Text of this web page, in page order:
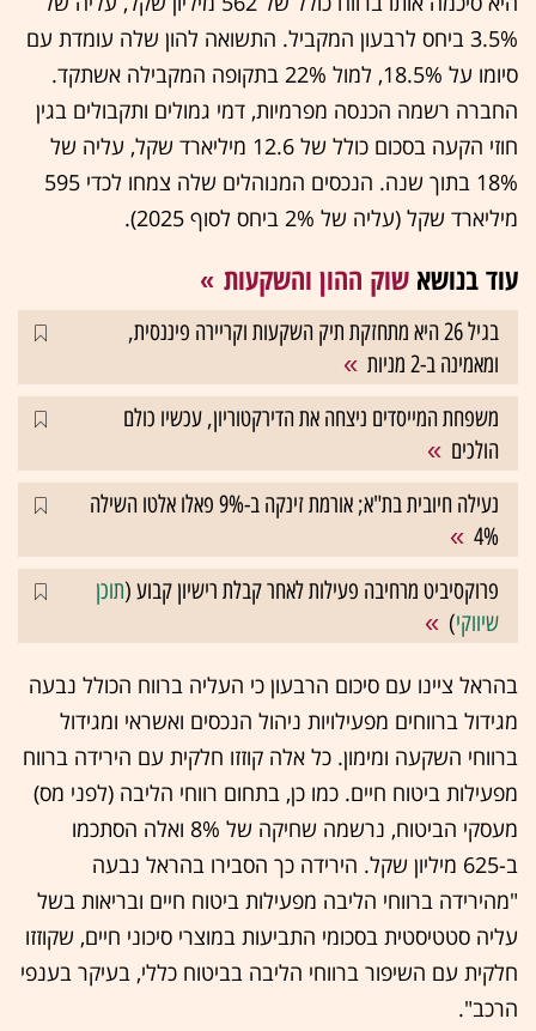
3.5% ביחס לרבעון המקביל. התשואה להון שלה עומדת עם
סיומו על 18.5%, למול 22% בתקופה המקבילה אשתקד.
החברה רשמה הכנסה מפרמיות, דמי גמולים ותקבולים בגין
חוזי הקעה בסכום כולל של 12.6 מיליארד שקל, עליה של
18% בתוך שנה. הנכסים המנוהלים שלה צמחו לכדי 595
מיליארד שקל (עליה של 2% ביחס לסוף 2025).
עוד בנושא שוק ההון והשקעות
בגיל 26 היא מתחזקת תיק השקעות וקריירה פיננסית,
ומאמינה ב-2 מניות
משפחת המייסדים ניצחה את הדירקטוריון, עכשיו כולם
הולכים
נעילה חיובית בת"א; אורמת זינקה ב-9% פאלו אלטו השילה
4%
פרוקסיביט מרחיבה פעילות לאחר קבלת רישיון קבוע (תוכן
שיווקי)
בהראל ציינו עם סיכום הרבעון כי העליה ברווח הכולל נבעה
מגידול ברווחים מפעילויות ניהול הנכסים ואשראי ומגידול
ברווחי השקעה ומימון. כל אלה קוזזו חלקית עם הירידה ברווח
מפעילות ביטוח חיים. כמו כן, בתחום רווחי הליבה (לפני מס)
מעסקי הביטוח, נרשמה שחיקה של 8% ואלה הסתכמו
ב-625 מיליון שקל. הירידה כך הסבירו בהראל נבעה
"מהירידה ברווחי הליבה מפעילות ביטוח חיים ובריאות בשל
עליה סטטיסטית בסכומי התביעות במוצרי סיכוני חיים, שקוזזו
חלקית עם השיפור ברווחי הליבה בביטוח כללי, בעיקר בענפי
הרכב".